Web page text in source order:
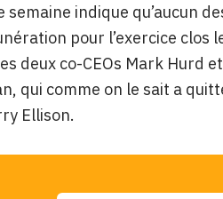
indique qu’aucun
pour l’exercice clos
deux co-CEOs Mark Hurd
qui comme on le sait a
Ellison.